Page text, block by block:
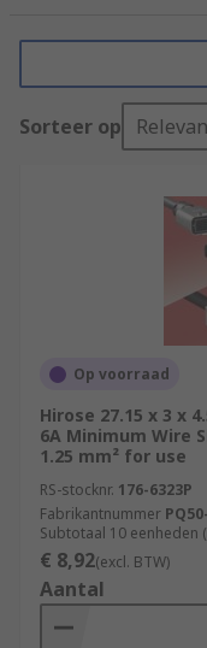
Sorteer op
Op voorraad
Hirose 27.15 x 3 x
6A Minimum Wire
1.25 mm² for use
RS-stocknr. 176-6323P
Fabrikantnummer
Subtotaal 10
€ 8,92(excl. BTW)
Aantal